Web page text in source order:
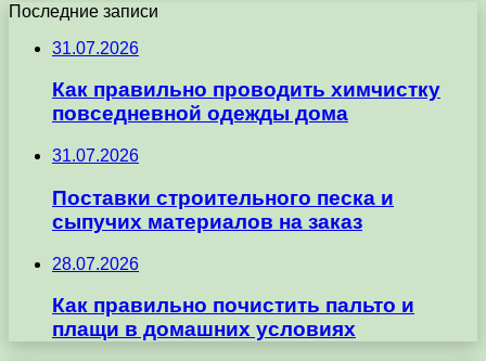
Последние записи
31.07.2026
Как правильно проводить химчистку
повседневной одежды дома
31.07.2026
Поставки строительного песка и
сыпучих материалов на заказ
28.07.2026
Как правильно почистить пальто и
плащи в домашних условиях